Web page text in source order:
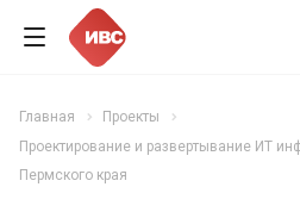
Главная
Проекты
Проектирование и развертывание ИТ
Пермского края